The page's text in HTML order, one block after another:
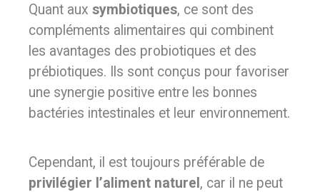
Quant aux symbiotiques, ce sont des
compléments alimentaires qui combinent
les avantages des probiotiques et des
prébiotiques. Ils sont conçus pour favoriser
une synergie positive entre les bonnes
bactéries intestinales et leur environnement.
Cependant, il est toujours préférable de
privilégier l’aliment naturel , car il ne peut